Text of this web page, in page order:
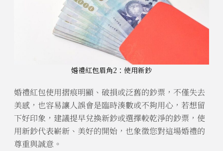
婚禮紅包眉角2：使用新鈔
婚禮紅包使用摺痕明顯、破損或泛舊的鈔票，不僅失去
美感，也容易讓人誤會是臨時湊數或不夠用心，若想留
下好印象，建議提早兌換新鈔或選擇較乾淨的鈔票，使
用新鈔代表嶄新、美好的開始，也象徵您對這場婚禮的
尊重與誠意。